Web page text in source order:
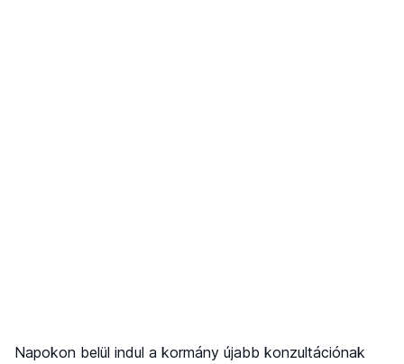
Napokon belül indul a kormány újabb konzultációnak